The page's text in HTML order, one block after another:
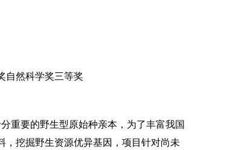
自然科学奖三等奖
分重要的野生型原始种亲本，为了丰富我国
挖掘野生资源优异基因，项目针对尚未